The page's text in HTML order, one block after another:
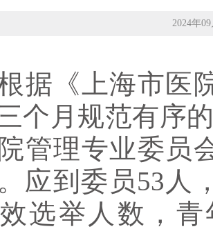
2024年
《上海市医院
个月规范有序
管理专业委员
应到委员53人
选举人数，